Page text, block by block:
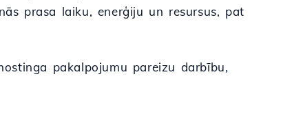
prasa laiku, enerģiju un resursus, pat
pakalpojumu pareizu darbību,